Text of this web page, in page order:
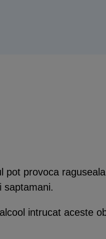
pot provoca
saptamani.
intrucat aceste